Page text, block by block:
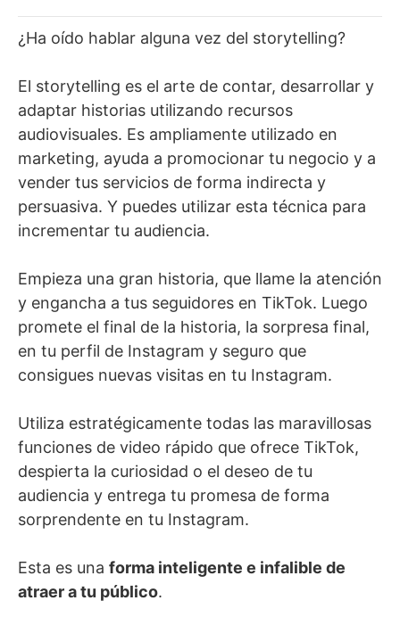
¿Ha oído hablar alguna vez del storytelling?
El storytelling es el arte de contar, desarrollar y
adaptar historias utilizando recursos
audiovisuales. Es ampliamente utilizado en
marketing, ayuda a promocionar tu negocio y a
vender tus servicios de forma indirecta y
persuasiva. Y puedes utilizar esta técnica para
incrementar tu audiencia.
Empieza una gran historia, que llame la atención
y engancha a tus seguidores en TikTok. Luego
promete el final de la historia, la sorpresa final,
en tu perfil de Instagram y seguro que
consigues nuevas visitas en tu Instagram.
Utiliza estratégicamente todas las maravillosas
funciones de video rápido que ofrece TikTok,
despierta la curiosidad o el deseo de tu
audiencia y entrega tu promesa de forma
sorprendente en tu Instagram.
Esta es una forma inteligente e infalible de
atraer a tu público.